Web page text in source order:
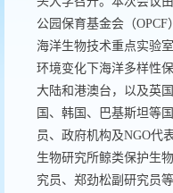
公园保育基金会（OPCF
海洋生物技术重点实验
环境变化下海洋多样性
大陆和港澳台，以及英
国、韩国、巴基斯坦等
员、政府机构及NGO代
生物研究所鲸类保护生
究员、郑劲松副研究员等